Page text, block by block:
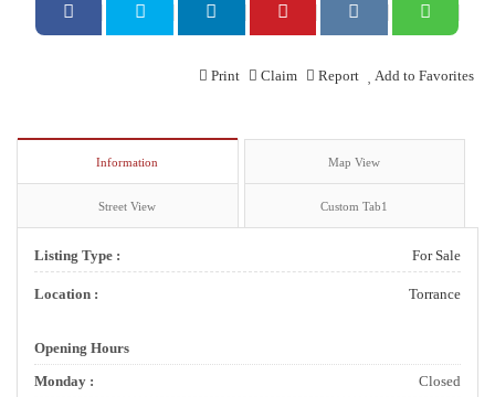
Add to Favorites
Report
Claim
Print
Information Map View
Street View Custom Tab1
Listing Type : For Sale
Location : Torrance
Opening Hours
Monday :
Closed